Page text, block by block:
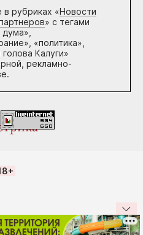
рубриках «Новости
» с тегами
«политика»,
Калуги»
рекламно-